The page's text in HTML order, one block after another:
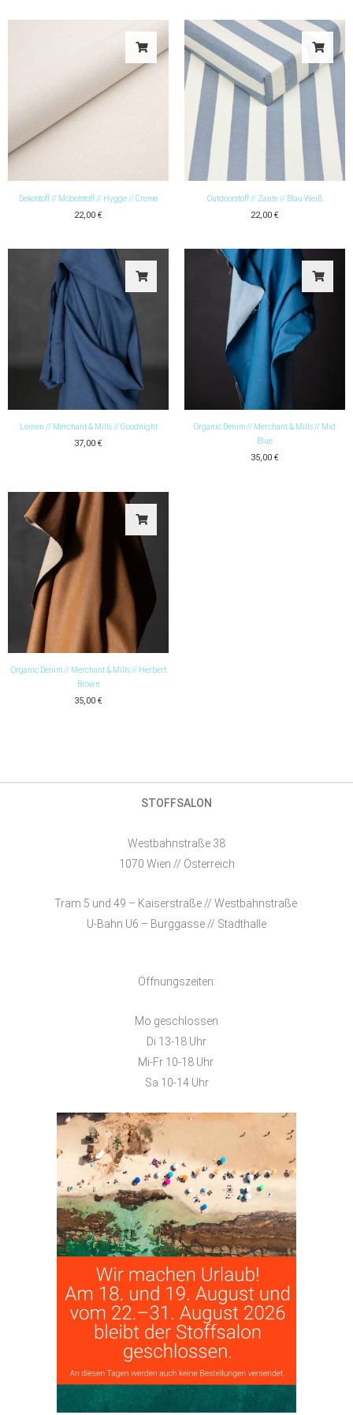
Dekostoff // Möbelstoff // Hygge // Creme
22,00 €
Outdoorstoff // Zante // Blau Weiß
22,00 €
Leinen // Merchant & Mills // Goodnight
37,00 €
Organic Denim // Merchant & Mills // Mid
Blue
35,00 €
Organic Denim // Merchant & Mills // Herbert
Brown
35,00 €
STOFFSALON
Westbahnstraße 38
1070 Wien // Österreich
Tram 5 und 49 – Kaiserstraße // Westbahnstraße
U-Bahn U6 – Burggasse // Stadthalle
Öffnungszeiten:
Mo geschlossen
Di 13-18 Uhr
Mi-Fr 10-18 Uhr
Sa 10-14 Uhr